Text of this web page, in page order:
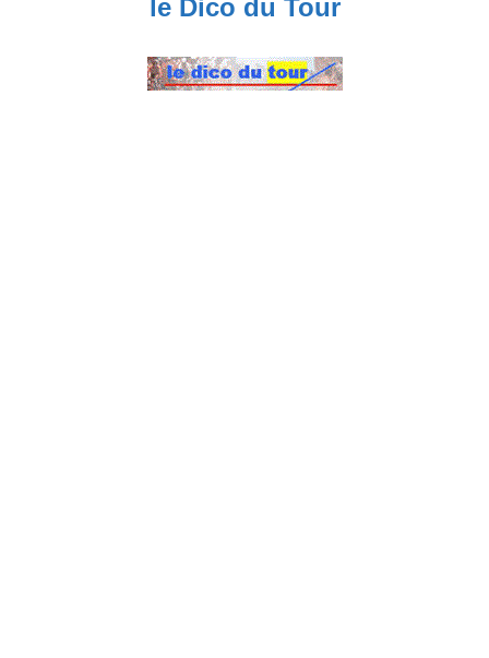
le Dico du Tour